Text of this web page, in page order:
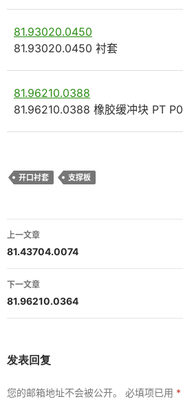
81.93020.0450
81.93020.0450 衬套
81.96210.0388
81.96210.0388 橡胶缓冲块 PT P0
开口衬套 支撑板
文
章
导
航
上一文章
81.43704.0074
下一文章
81.96210.0364
发表回复
您的邮箱地址不会被公开。 必填项已用 *